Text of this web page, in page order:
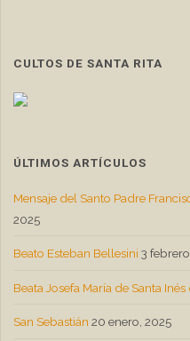
CULTOS DE SANTA RITA
ÚLTIMOS ARTÍCULOS
Mensaje del Santo Padre
2025
Beato Esteban Bellesini 3
Beata Josefa María de Santa
San Sebastián 20 enero, 2025